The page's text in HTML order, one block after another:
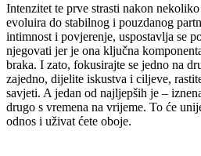
Intenzitet te prve strasti nakon
evoluira do stabilnog i pouzdanog
intimnost i povjerenje, uspostavlja se
njegovati jer je ona ključna
braka. I zato, fokusirajte se jedno na
zajedno, dijelite iskustva i ciljeve,
savjeti. A jedan od najljepših je –
drugo s vremena na vrijeme. To će
odnos i uživat ćete oboje.